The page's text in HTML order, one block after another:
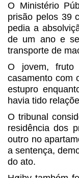
O Ministério
prisão pelos 39
pedia a
de um ano e
transporte de
O jovem, fruto
casamento com
estupro
havia tido
O tribunal
residência dos
outro no
a sentença,
do ato.